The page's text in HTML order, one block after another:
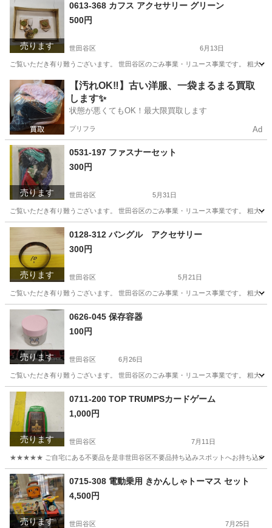
売ります
0613-368 カフス アクセサリー グリーン
500円
世田谷区 6月13日
ご覧いただき有り難うございます。 世⽥⾕区のごみ事業・リユース事業です。 粗
東京 世田谷区 アクセサリー リユース
【汚れOK‼️】古い洋服、一袋まるまる買取
します✨
状態が悪くてもOK！最大限買取します
プリフラ Ad
売ります
0531-197 ファスナーセット
300円
世田谷区 5月31日
ご覧いただき有り難うございます。 世⽥⾕区のごみ事業・リユース事業です。 粗
東京 世田谷区 リユース
売ります
0128-312 バングル アクセサリー
300円
世田谷区 5月21日
ご覧いただき有り難うございます。 世⽥⾕区のごみ事業・リユース事業です。 粗
東京 世田谷区 リユース
売ります
0626-045 保存容器
100円
世田谷区 6月26日
ご覧いただき有り難うございます。 世⽥⾕区のごみ事業・リユース事業です。 粗
東京 世田谷区
売ります
0711-200 TOP TRUMPSカードゲーム
1,000円
世田谷区 7月11日
★★★★★ ご自宅にある不要品を是非世田谷区不要品持ち込みスポットへお持ち込みし
東京 世田谷区 カードゲーム スポット
売ります
0715-308 電動乗用 きかんしゃトーマス セット
4,500円
世田谷区 7月25日